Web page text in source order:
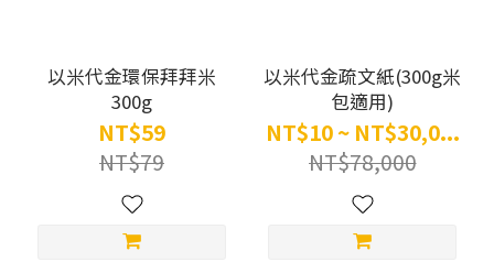
以米代金環保拜拜米
300g
NT$59
NT$79
以米代金疏文紙(300g米
包適用)
NT$10 ~ NT$30,0...
NT$78,000